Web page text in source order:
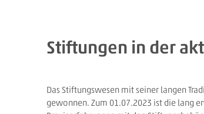
Stiftungen in der
Das Stiftungswesen mit seiner langen
gewonnen. Zum 01.07.2023 ist die lang